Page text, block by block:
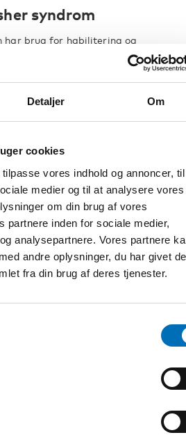
Detaljer Om
cookies
vores indhold og annoncer,
medier og til at analysere vores
om din brug af vores
partnere inden for sociale medier,
analysepartnere. Vores partnere
andre oplysninger, du har givet
fra din brug af deres tjenester.
syndrom
har brug for habilitering og
syns- og høreinterventioner,
forskellige instanser
til miljøet og tekniske
aktiv deltagelse i forskellige
norskeNKDB
for døvblindespørgsmål
for Usher syndrom, og det
har udgivetAt være
, to gode materialer til
med Usher syndrom i deres
hvor mennesker med Usher kan